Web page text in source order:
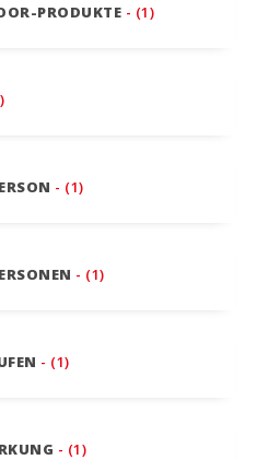
PRODUKTE - (1)
- (1)
- (1)
- (1)
- (1)